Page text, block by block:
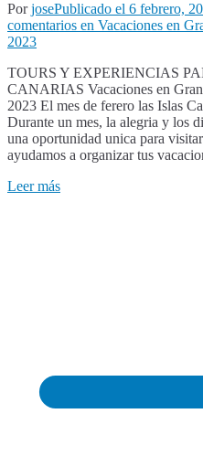
PorjosePublicado el 6 febrero,
comentarios en Vacaciones en
2023
TOURS Y EXPERIENCIAS
CANARIAS Vacaciones en
2023 El mes de ferero las Islas
Durante un mes, la alegria y los
una oportunidad unica para
ayudamos a organizar tus
Leer más